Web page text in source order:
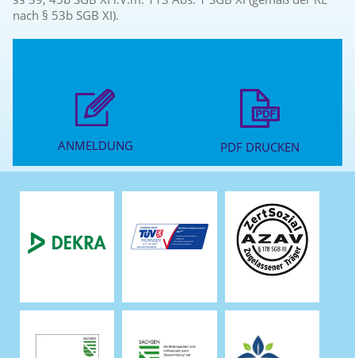
nach § 53b SGB XI).
ANMELDUNG PDF DRUCKEN